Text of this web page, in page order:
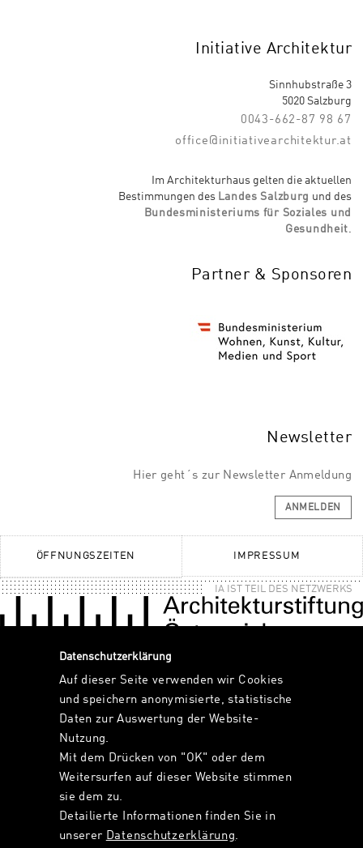
Initiative Architektur
Sinnhubstraße 3
5020 Salzburg
0043-662-87 98 67
office@initiativearchitektur.at
Im Architekturhaus gelten die aktuellen
Bestimmungen des Landes Salzburg und des
Bundesministeriums für Soziales und
Gesundheit.
Partner & Sponsoren
Newsletter
Hier geht´s zur Newsletter Anmeldung
ANMELDEN
ÖFFNUNGSZEITEN IMPRESSUM
IA IST TEIL DES NETZWERKS
Datenschutzerklärung
Auf dieser Seite verwenden wir Cookies
und speichern anonymisierte, statistische
Daten zur Auswertung der Website-
Nutzung.
Mit dem Drücken von "OK" oder dem
Weitersurfen auf dieser Website stimmen
sie dem zu.
Detailierte Informationen finden Sie in
unserer Datenschutzerklärung.